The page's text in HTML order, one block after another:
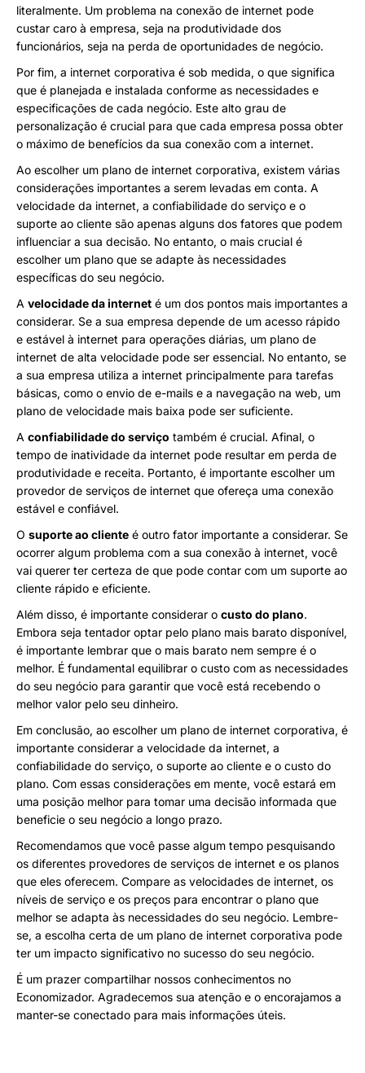
literalmente. Um problema na conexão de internet pode
custar caro à empresa, seja na produtividade dos
funcionários, seja na perda de oportunidades de negócio.
Por fim, a internet corporativa é sob medida, o que significa
que é planejada e instalada conforme as necessidades e
especificações de cada negócio. Este alto grau de
personalização é crucial para que cada empresa possa obter
o máximo de benefícios da sua conexão com a internet.
Ao escolher um plano de internet corporativa, existem várias
considerações importantes a serem levadas em conta. A
velocidade da internet, a confiabilidade do serviço e o
suporte ao cliente são apenas alguns dos fatores que podem
influenciar a sua decisão. No entanto, o mais crucial é
escolher um plano que se adapte às necessidades
específicas do seu negócio.
A velocidade da internet é um dos pontos mais importantes a
considerar. Se a sua empresa depende de um acesso rápido
e estável à internet para operações diárias, um plano de
internet de alta velocidade pode ser essencial. No entanto, se
a sua empresa utiliza a internet principalmente para tarefas
básicas, como o envio de e-mails e a navegação na web, um
plano de velocidade mais baixa pode ser suficiente.
A confiabilidade do serviço também é crucial. Afinal, o
tempo de inatividade da internet pode resultar em perda de
produtividade e receita. Portanto, é importante escolher um
provedor de serviços de internet que ofereça uma conexão
estável e confiável.
O suporte ao cliente é outro fator importante a considerar. Se
ocorrer algum problema com a sua conexão à internet, você
vai querer ter certeza de que pode contar com um suporte ao
cliente rápido e eficiente.
Além disso, é importante considerar o custo do plano.
Embora seja tentador optar pelo plano mais barato disponível,
é importante lembrar que o mais barato nem sempre é o
melhor. É fundamental equilibrar o custo com as necessidades
do seu negócio para garantir que você está recebendo o
melhor valor pelo seu dinheiro.
Em conclusão, ao escolher um plano de internet corporativa, é
importante considerar a velocidade da internet, a
confiabilidade do serviço, o suporte ao cliente e o custo do
plano. Com essas considerações em mente, você estará em
uma posição melhor para tomar uma decisão informada que
beneficie o seu negócio a longo prazo.
Recomendamos que você passe algum tempo pesquisando
os diferentes provedores de serviços de internet e os planos
que eles oferecem. Compare as velocidades de internet, os
níveis de serviço e os preços para encontrar o plano que
melhor se adapta às necessidades do seu negócio. Lembre-
se, a escolha certa de um plano de internet corporativa pode
ter um impacto significativo no sucesso do seu negócio.
É um prazer compartilhar nossos conhecimentos no
Economizador. Agradecemos sua atenção e o encorajamos a
manter-se conectado para mais informações úteis.